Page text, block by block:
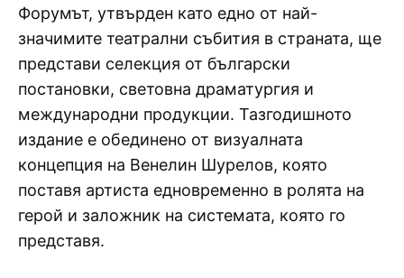
Форумът, утвърден като едно от най-
значимите театрални събития в страната, ще
представи селекция от български
постановки, световна драматургия и
международни продукции. Тазгодишното
издание е обединено от визуалната
концепция на Венелин Шурелов, която
поставя артиста едновременно в ролята на
герой и заложник на системата, която го
представя.